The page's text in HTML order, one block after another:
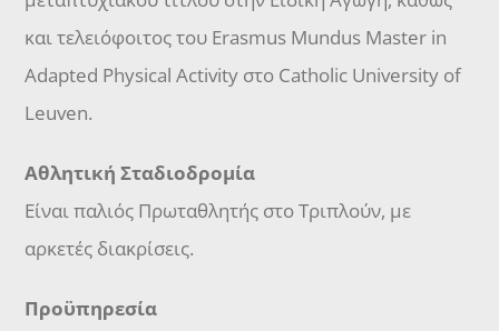
και τελειόφοιτος του Erasmus Mundus Master in
Adapted Physical Activity στο Catholic University of
Leuven.
Αθλητική Σταδιοδρομία
Είναι παλιός Πρωταθλητής στο Τριπλούν, με
αρκετές διακρίσεις.
Προϋπηρεσία